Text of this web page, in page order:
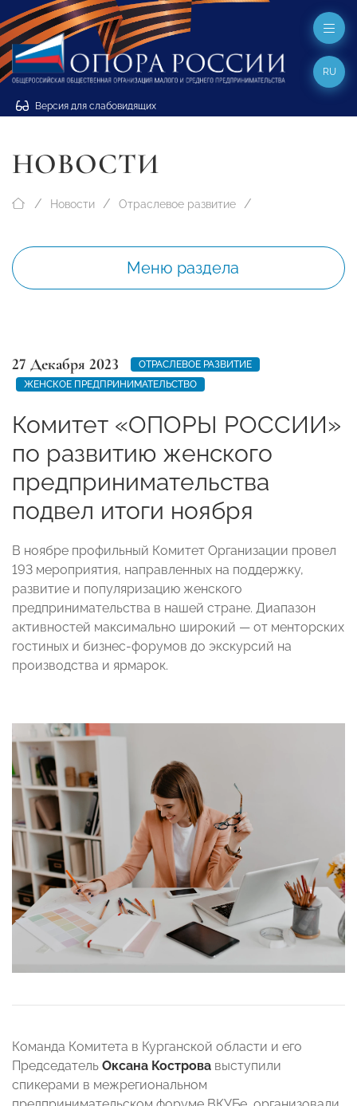
Версия для слабовидящих
RU
НОВОСТИ
Новости Отраслевое развитие
Меню раздела
27 Декабря 2023
ОТРАСЛЕВОЕ РАЗВИТИЕ
ЖЕНСКОЕ ПРЕДПРИНИМАТЕЛЬСТВО
Комитет «ОПОРЫ РОССИИ»
по развитию женского
предпринимательства
подвел итоги ноября
В ноябре профильный Комитет Организации провел
193 мероприятия, направленных на поддержку,
развитие и популяризацию женского
предпринимательства в нашей стране. Диапазон
активностей максимально широкий — от менторских
гостиных и бизнес-форумов до экскурсий на
производства и ярмарок.
Команда Комитета в Курганской области и его
Председатель Оксана Кострова выступили
спикерами в межрегиональном